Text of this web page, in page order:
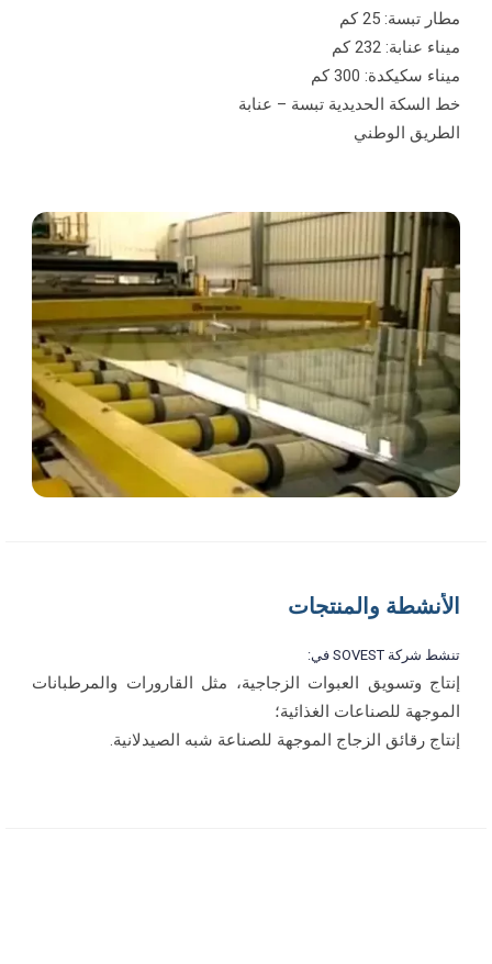
مطار تبسة: 25 كم
ميناء عنابة: 232 كم
ميناء سكيكدة: 300 كم
خط السكة الحديدية تبسة – عنابة
الطريق الوطني
الأنشطة والمنتجات
تنشط شركة SOVEST في:
إنتاج وتسويق العبوات الزجاجية، مثل القارورات والمرطبانات
الموجهة للصناعات الغذائية؛
إنتاج رقائق الزجاج الموجهة للصناعة شبه الصيدلانية.